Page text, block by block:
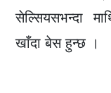
सेल्सियसभन्दा
खाँदा बेस हुन्छ ।